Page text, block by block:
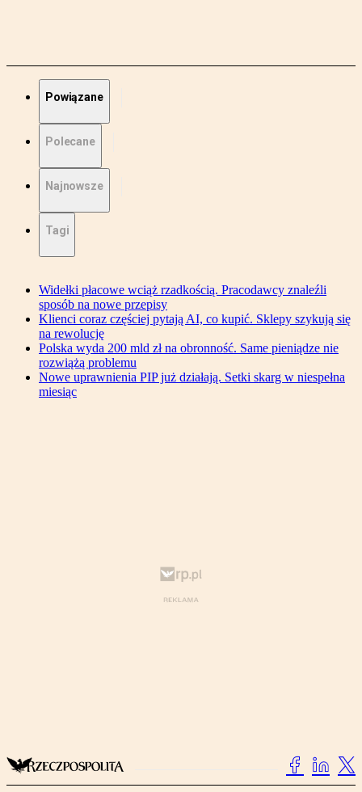
Powiązane
Polecane
Najnowsze
Tagi
Widełki płacowe wciąż rzadkością. Pracodawcy znaleźli
sposób na nowe przepisy
Klienci coraz częściej pytają AI, co kupić. Sklepy szykują się
na rewolucję
Polska wyda 200 mld zł na obronność. Same pieniądze nie
rozwiążą problemu
Nowe uprawnienia PIP już działają. Setki skarg w niespełna
miesiąc